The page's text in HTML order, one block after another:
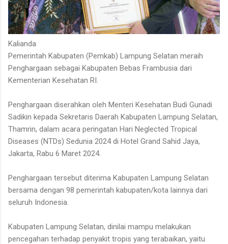
Kalianda
Pemerintah Kabupaten (Pemkab) Lampung Selatan meraih
Penghargaan sebagai Kabupaten Bebas Frambusia dari
Kementerian Kesehatan RI.
Penghargaan diserahkan oleh Menteri Kesehatan Budi Gunadi
Sadikin kepada Sekretaris Daerah Kabupaten Lampung Selatan,
Thamrin, dalam acara peringatan Hari Neglected Tropical
Diseases (NTDs) Sedunia 2024 di Hotel Grand Sahid Jaya,
Jakarta, Rabu 6 Maret 2024.
Penghargaan tersebut diterima Kabupaten Lampung Selatan
bersama dengan 98 pemerintah kabupaten/kota lainnya dari
seluruh Indonesia.
Kabupaten Lampung Selatan, dinilai mampu melakukan
pencegahan terhadap penyakit tropis yang terabaikan, yaitu